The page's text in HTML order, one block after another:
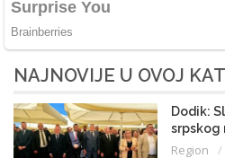
NAJNOVIJE U OVOJ
Dodik:
srpskog
Region